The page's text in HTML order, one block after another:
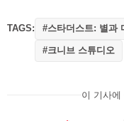
TAGS: #스타더스트: 별과
#크니브 스튜디오
이 기사